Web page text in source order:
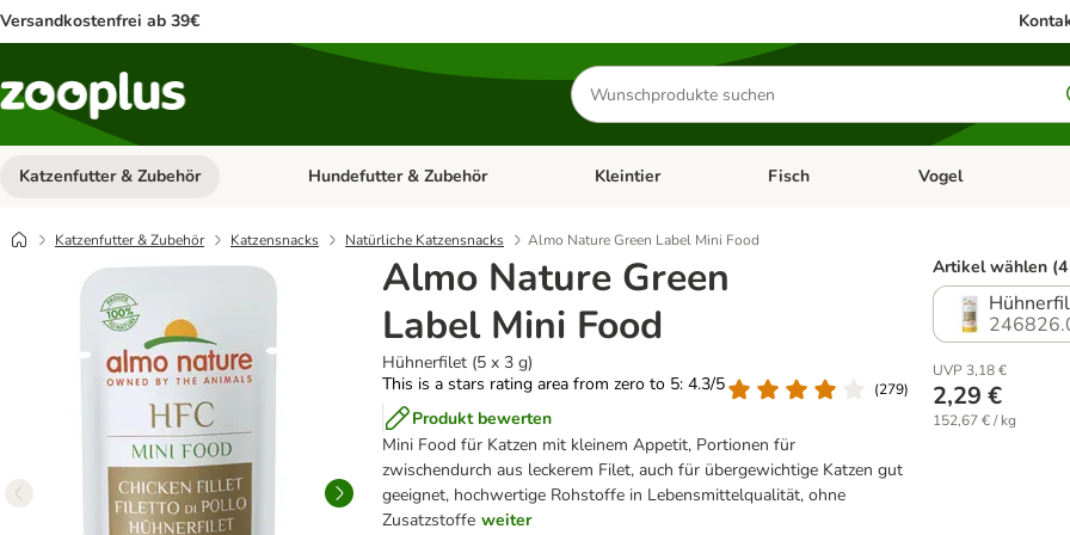
Versandkostenfrei ab 39€
Produkte
suchen
Katzenfutter & Zubehör Kategorie-Menü öffnen: Katzenfutter & Zubehör
Hundefutter & Zubehör Kategorie-Menü öffnen: Hundefutter & Zubehör
Kleintier Kategorie-Menü öffnen: Kleintier
Fisch Kategorie-Menü
Vogel
Katzenfutter & Zubehör Katzensnacks Natürliche Katzensnacks Almo Nature Green Label Mini Food
Almo Nature Green
Label Mini Food
Hühnerfilet (5 x 3 g)
This is a stars rating area from zero to 5: 4.3/5
(279)
Produkt bewerten
Mini Food für Katzen mit kleinem Appetit, Portionen für
zwischendurch aus leckerem Filet, auch für übergewichtige Katzen gut
geeignet, hochwertige Rohstoffe in Lebensmittelqualität, ohne
Zusatzstoffe weiter
Artikel wählen
UVP 3,18 €
2,29 €
152,67 € / kg